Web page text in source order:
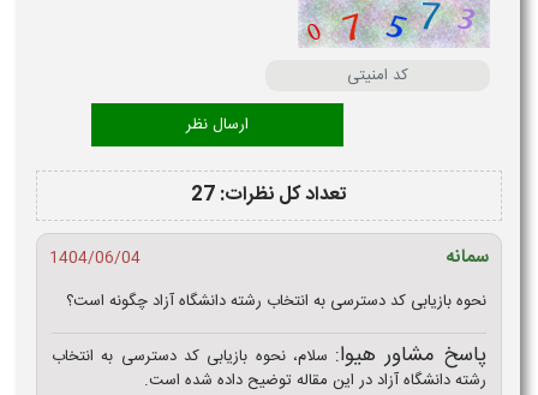
تعداد کل نظرات: 27
سمانه
1404/06/04
نحوه بازیابی کد دسترسی به انتخاب رشته دانشگاه آزاد چگونه است؟
پاسخ مشاور هیوا: سلام، نحوه بازیابی کد دسترسی به انتخاب
رشته دانشگاه آزاد در این مقاله توضیح داده شده است.